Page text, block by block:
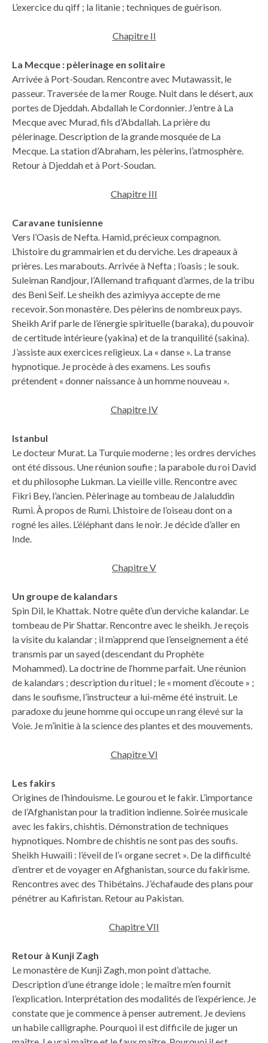
L’exercice du qiff ; la litanie ; techniques de guérison.
Chapitre II
La Mecque : pèlerinage en solitaire
Arrivée à Port-Soudan. Rencontre avec Mutawassit, le
passeur. Traversée de la mer Rouge. Nuit dans le désert, aux
portes de Djeddah. Abdallah le Cordonnier. J’entre à La
Mecque avec Murad, fils d’Abdallah. La prière du
pèlerinage. Description de la grande mosquée de La
Mecque. La station d’Abraham, les pèlerins, l’atmosphère.
Retour à Djeddah et à Port-Soudan.
Chapitre III
Caravane tunisienne
Vers l’Oasis de Nefta. Hamid, précieux compagnon.
L’histoire du grammairien et du derviche. Les drapeaux à
prières. Les marabouts. Arrivée à Nefta ; l’oasis ; le souk.
Suleiman Randjour, l’Allemand trafiquant d’armes, de la tribu
des Beni Seif. Le sheikh des azimiyya accepte de me
recevoir. Son monastère. Des pèlerins de nombreux pays.
Sheikh Arif parle de l’énergie spirituelle (baraka), du pouvoir
de certitude intérieure (yakina) et de la tranquilité (sakina).
J’assiste aux exercices religieux. La « danse ». La transe
hypnotique. Je procède à des examens. Les soufis
prétendent « donner naissance à un homme nouveau ».
Chapitre IV
Istanbul
Le docteur Murat. La Turquie moderne ; les ordres derviches
ont été dissous. Une réunion soufie ; la parabole du roi David
et du philosophe Lukman. La vieille ville. Rencontre avec
Fikri Bey, l’ancien. Pèlerinage au tombeau de Jalaluddin
Rumi. À propos de Rumi. L’histoire de l’oiseau dont on a
rogné les ailes. L’éléphant dans le noir. Je décide d’aller en
Inde.
Chapitre V
Un groupe de kalandars
Spin Dil, le Khattak. Notre quête d’un derviche kalandar. Le
tombeau de Pir Shattar. Rencontre avec le sheikh. Je reçois
la visite du kalandar ; il m’apprend que l’enseignement a été
transmis par un sayed (descendant du Prophète
Mohammed). La doctrine de l‘homme parfait. Une réunion
de kalandars ; description du rituel ; le « moment d’écoute » ;
dans le soufisme, l’instructeur a lui-même été instruit. Le
paradoxe du jeune homme qui occupe un rang élevé sur la
Voie. Je m’initie à la science des plantes et des mouvements.
Chapitre VI
Les fakirs
Origines de l’hindouisme. Le gourou et le fakir. L’importance
de l’Afghanistan pour la tradition indienne. Soirée musicale
avec les fakirs, chishtis. Démonstration de techniques
hypnotiques. Nombre de chishtis ne sont pas des soufis.
Sheikh Huwaili : l’éveil de l’« organe secret ». De la difficulté
d’entrer et de voyager en Afghanistan, source du fakirisme.
Rencontres avec des Thibétains. J’échafaude des plans pour
pénétrer au Kafiristan. Retour au Pakistan.
Chapitre VII
Retour à Kunji Zagh
Le monastère de Kunji Zagh, mon point d’attache.
Description d’une étrange idole ; le maître m’en fournit
l’explication. Interprétation des modalités de l’expérience. Je
constate que je commence à penser autrement. Je deviens
un habile calligraphe. Pourquoi il est difficile de juger un